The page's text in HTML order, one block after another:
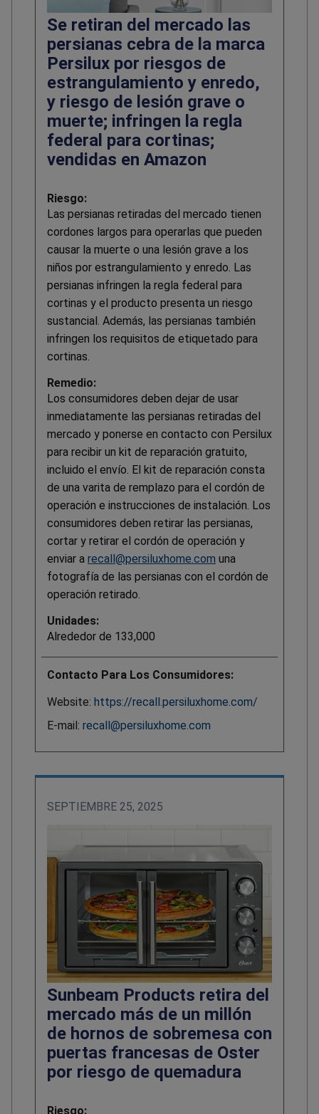
Se retiran del mercado las
persianas cebra de la marca
Persilux por riesgos de
estrangulamiento y enredo,
y riesgo de lesión grave o
muerte; infringen la regla
federal para cortinas;
vendidas en Amazon
Riesgo:
Las persianas retiradas del mercado tienen
cordones largos para operarlas que pueden
causar la muerte o una lesión grave a los
niños por estrangulamiento y enredo. Las
persianas infringen la regla federal para
cortinas y el producto presenta un riesgo
sustancial. Además, las persianas también
infringen los requisitos de etiquetado para
cortinas.
Remedio:
Los consumidores deben dejar de usar
inmediatamente las persianas retiradas del
mercado y ponerse en contacto con Persilux
para recibir un kit de reparación gratuito,
incluido el envío. El kit de reparación consta
de una varita de remplazo para el cordón de
operación e instrucciones de instalación. Los
consumidores deben retirar las persianas,
cortar y retirar el cordón de operación y
enviar a recall@persiluxhome.com una
fotografía de las persianas con el cordón de
operación retirado.
Unidades:
Alrededor de 133,000
Contacto Para Los Consumidores:
Website: https://recall.persiluxhome.com/
E-mail: recall@persiluxhome.com
SEPTIEMBRE 25, 2025
Sunbeam Products retira del
mercado más de un millón
de hornos de sobremesa con
puertas francesas de Oster
por riesgo de quemadura
Riesgo: